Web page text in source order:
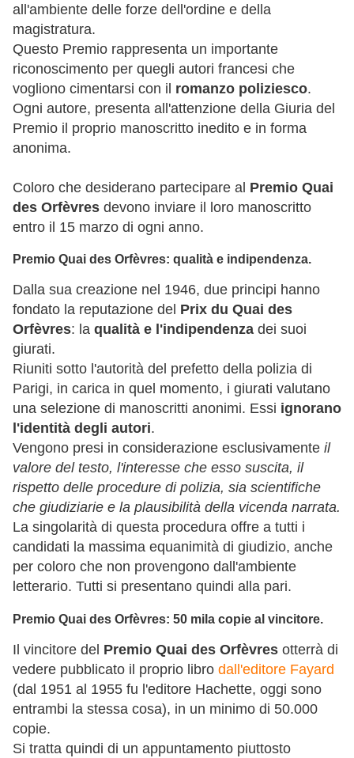
all'ambiente delle forze dell'ordine e della
magistratura.
Questo Premio rappresenta un importante
riconoscimento per quegli autori francesi che
vogliono cimentarsi con il romanzo poliziesco.
Ogni autore, presenta all'attenzione della Giuria del
Premio il proprio manoscritto inedito e in forma
anonima.
Coloro che desiderano partecipare al Premio Quai
des Orfèvres devono inviare il loro manoscritto
entro il 15 marzo di ogni anno.
Premio Quai des Orfèvres: qualità e indipendenza.
Dalla sua creazione nel 1946, due principi hanno
fondato la reputazione del Prix du Quai des
Orfèvres: la qualità e l'indipendenza dei suoi
giurati.
Riuniti sotto l'autorità del prefetto della polizia di
Parigi, in carica in quel momento, i giurati valutano
una selezione di manoscritti anonimi. Essi ignorano
l'identità degli autori.
Vengono presi in considerazione esclusivamente il
valore del testo, l'interesse che esso suscita, il
rispetto delle procedure di polizia, sia scientifiche
che giudiziarie e la plausibilità della vicenda narrata.
La singolarità di questa procedura offre a tutti i
candidati la massima equanimità di giudizio, anche
per coloro che non provengono dall'ambiente
letterario. Tutti si presentano quindi alla pari.
Premio Quai des Orfèvres: 50 mila copie al vincitore.
Il vincitore del Premio Quai des Orfèvres otterrà di
vedere pubblicato il proprio libro dall'editore Fayard
(dal 1951 al 1955 fu l'editore Hachette, oggi sono
entrambi la stessa cosa), in un minimo di 50.000
copie.
Si tratta quindi di un appuntamento piuttosto